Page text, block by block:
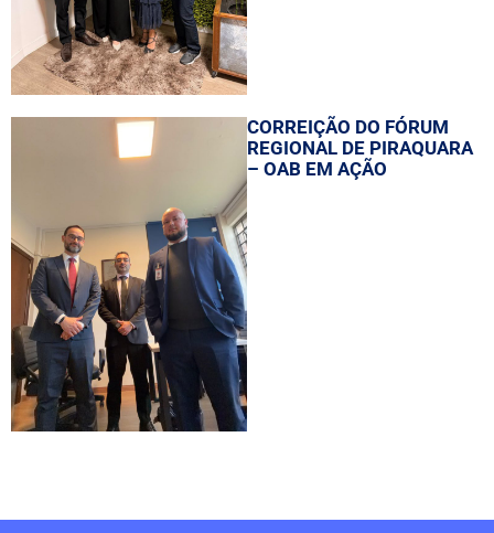
CORREIÇÃO DO FÓRUM
REGIONAL DE PIRAQUARA
– OAB EM AÇÃO